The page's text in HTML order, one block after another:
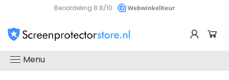
Beoordeling 8.8/10
Menu